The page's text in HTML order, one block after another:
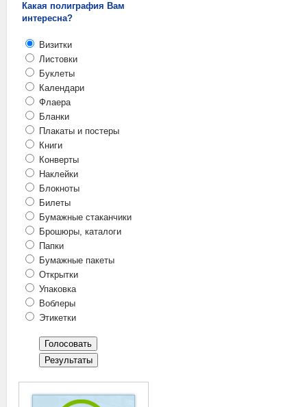
Какая полиграфия Вам
интересна?
Визитки
Листовки
Буклеты
Календари
Флаера
Бланки
Плакаты и постеры
Книги
Конверты
Наклейки
Блокноты
Билеты
Бумажные стаканчики
Брошюры, каталоги
Папки
Бумажные пакеты
Открытки
Упаковка
Воблеры
Этикетки